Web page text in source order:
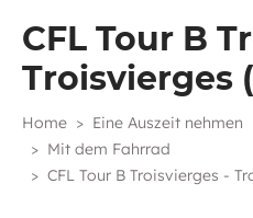
CFL Tour B
Troisvierges
Home Eine Auszeit nehmen
Mit dem Fahrrad
CFL Tour B Troisvierges -